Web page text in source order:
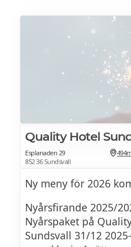
Se brunchmeny >>
Esplanaden 29
852 36 Sundsvall
Ny meny för 2026
Nyårsfirande 2025/
Nyårspaket på
Sundsvall 31/12